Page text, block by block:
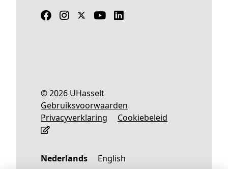
© 2026 UHasselt
Gebruiksvoorwaarden
Privacyverklaring
Cookiebeleid
Nederlands English